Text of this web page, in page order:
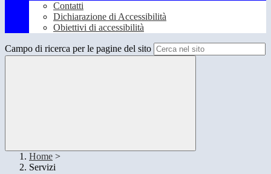
Contatti
Dichiarazione di Accessibilità
Obiettivi di accessibilità
Campo di ricerca per le pagine del sito
Home >
Servizi